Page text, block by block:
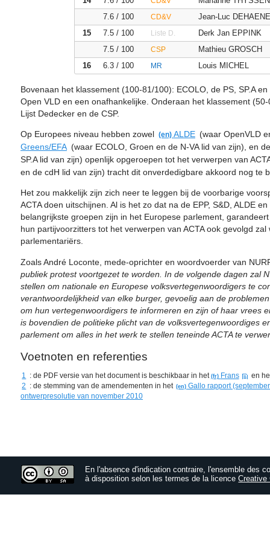
eigendom dienen te verzekeren 4, heeft het Europese
’handelingen door privé-actoren voor persoonlijke doeleinden
worden uitgesloten van de ’op commerciële schaal’ definitie.
ACTA maakt geen onderscheid tussen en zou toepasbaar zijn
posten naar een website dewelke illegaal auteursrechterlijk
beschikking stelt, als op multinationals gescpecialiseerd in
interpretatie van dit begrip ligt in de handen van de intellectuele
ACTA stelt zelfs het basisprincipe van de rechtstaat in twijfel.
buitenrechtelijke maatregelen aan door het promoten van een
privé-maatschappijen. Deze krijgen bovendien enorm veel
uit te werken. Aangezien zij zelf kunnen oordelen over de
worden rechthebbenden rechter in hun eigen zaak.
internettoegang in de rol geplaatst van gerechtelijke politie wat
inbreuken.
ACTA maakt van technische tussenpersonen ’private
ACTA introduceert een strafrechtelijke aansprakelijkheid voor
commerciële activiteiten (dit betreft op zijn minst activiteiten
economisch winstbejag) en spoort aan tot ’snelle en efficiënte’
eventuele inbreuken op te sporen en te voorkomen. Door het
negeert ACTA het principe van hoor en wederhoor.
Aanbieders van internettoegang, dienstverleners (in het
(web)hosts zullen eveneens gedwongen worden om zich te
het systematisch surveilleren van alle gegevens die hun
technisch onmogelijk om de door ACTA voorziene ’snelle en
zonder zich te wenden tot a priori filtering (op basis van
protocols, bestandtype, etc.).
Bovendien zijn er enkele artikels in ACTA die aanbieders van
verplichten aan rechthebbenden persoonsgegevens van
te overhandigen (art. 4, 11 et 27.4). Daarenboven mogen
met zich mee dat de activiteiten van internetgebruikers
inbegrip van volkomen rechtmatige activiteiten. Ze raken
wet eerbiedigen, onder wie veel kinderen en jongeren. Ze
partijen, niet door rechtshandhavingsinstanties. […]"
7.6 / 100
CD&V
Jean-Luc DEHAENE
15
7.5 / 100 Liste D.
Derk Jan EPPINK
7.5 / 100
CSP
Mathieu GROSCH
16
6.3 / 100 MR Louis MICHEL
Bovenaan het klassement (100-81/100): ECOLO, de PS, SP.A
Open VLD en een onafhankelijke. Onderaan het klassement
Lijst Dedecker en de CSP.
Op Europees niveau hebben zowel ALDE (waar OpenVLD
Greens/EFA (waar ECOLO, Groen en de N-VA lid van zijn), en
SP.A lid van zijn) openlijk opgeroepen tot het verwerpen van
en de cdH lid van zijn) tracht dit onverdedigbare akkoord nog te
Het zou makkelijk zijn zich neer te leggen bij de voorbarige
ACTA doen uitschijnen. Al is het zo dat na de EPP, S&D, ALDE
belangrijkste groepen zijn in het Europese parlement,
hun partijvoorzitters tot het verwerpen van ACTA ook gevolgd
parlementariërs.
Zoals André Loconte, mede-oprichter en woordvoerder van
publiek protest voortgezet te worden. In de volgende dagen zal
stellen om nationale en Europese volksvertegenwoordigers te
verantwoordelijkheid van elke burger, gevoelig aan de
om hun vertegenwoordigers te informeren en zijn of haar vrees
is bovendien de politieke plicht van de volksvertegenwoordiges
parlement om alles in het werk te stellen teneinde ACTA te
Voetnoten en referenties
1 : de PDF versie van het document is beschikbaar in het Frans
en
2
: de stemming van de amendementen in het
Gallo rapport
ontwerpresolutie van november 2010
En l'absence d'indication contraire, l'ensemble des
à disposition selon les termes de la licenceCreative